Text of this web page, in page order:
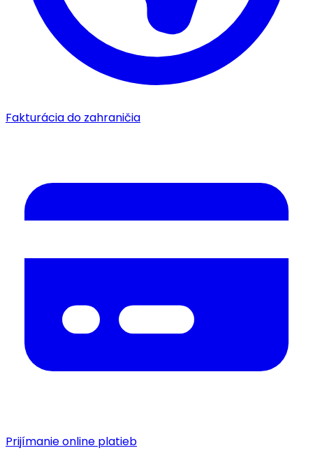
Fakturácia do zahraničia
Prijímanie online platieb